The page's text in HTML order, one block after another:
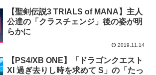
【聖剣伝説3 TRIALS of MANA】主人
公達の「クラスチェンジ」後の姿が明
らかに
2019.11.14
【PS4/XB ONE】「ドラゴンクエスト
XI 過ぎ去りし時を求めて S」の「たっ